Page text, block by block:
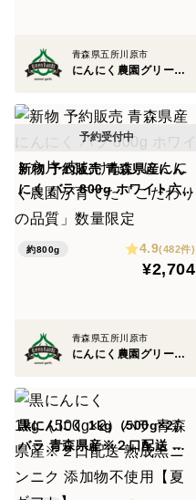
青森県五所川原市
にんにく農園グリーンハンズ
新物 予約販売 青森県産にん
にく バラ 800g ホワイト六片
皮むけなし にんにく農園が育
てた「こだわりの品質」数量
限定
約800g 4.9(482件)
¥2,704
青森県五所川原市
にんにく農園グリーンハンズ
黒にんにく 1kg（500g×2）
バラ 青森県産※２口配送 熟
【夏ギフト】